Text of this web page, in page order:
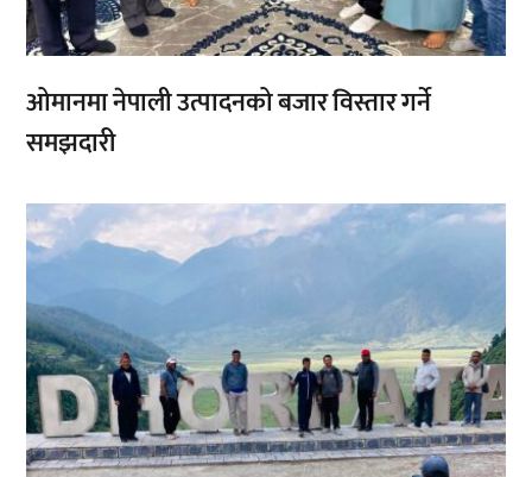
ओमानमा नेपाली उत्पादनको बजार विस्तार गर्ने
समझदारी
,,